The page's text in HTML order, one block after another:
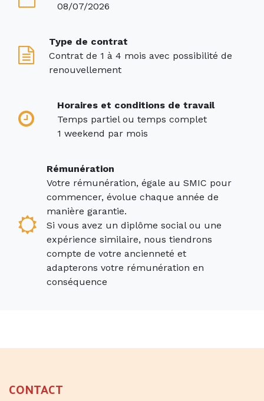
08/07/2026
Type de contrat
Contrat de 1 à 4 mois avec possibilité de
renouvellement
Horaires et conditions de travail
Temps partiel ou temps complet
1 weekend par mois
Rémunération
Votre rémunération, égale au SMIC pour
commencer, évolue chaque année de
manière garantie.
Si vous avez un diplôme social ou une
expérience similaire, nous tiendrons
compte de votre ancienneté et
adapterons votre rémunération en
conséquence
CONTACT